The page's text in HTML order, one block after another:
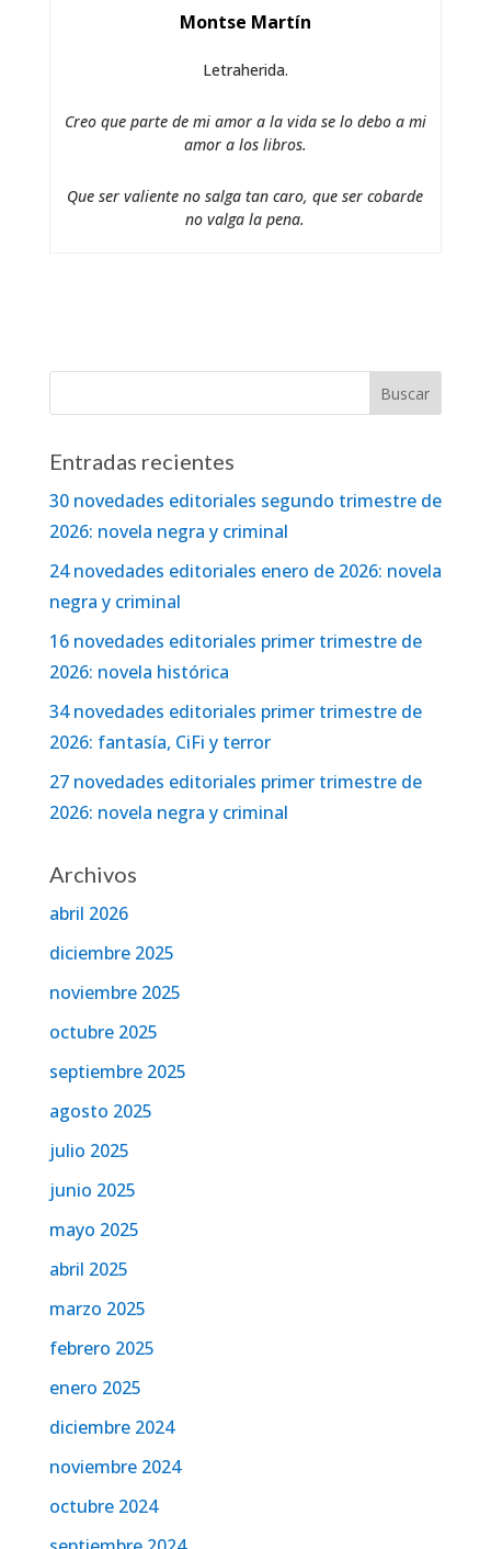
Montse Martín
Letraherida.
Creo que parte de mi amor a la vida se lo debo a mi
amor a los libros.
Que ser valiente no salga tan caro, que ser cobarde
no valga la pena.
Entradas recientes
30 novedades editoriales segundo trimestre de
2026: novela negra y criminal
24 novedades editoriales enero de 2026: novela
negra y criminal
16 novedades editoriales primer trimestre de
2026: novela histórica
34 novedades editoriales primer trimestre de
2026: fantasía, CiFi y terror
27 novedades editoriales primer trimestre de
2026: novela negra y criminal
Archivos
abril 2026
diciembre 2025
noviembre 2025
octubre 2025
septiembre 2025
agosto 2025
julio 2025
junio 2025
mayo 2025
abril 2025
marzo 2025
febrero 2025
enero 2025
diciembre 2024
noviembre 2024
octubre 2024